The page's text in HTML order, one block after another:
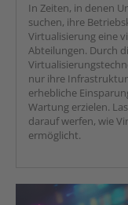
In Zeiten, in denen
suchen, ihre
Virtualisierung eine
Abteilungen. Durch
nur ihre
erhebliche
Wartung erzielen.
darauf werfen, wie
ermöglicht.